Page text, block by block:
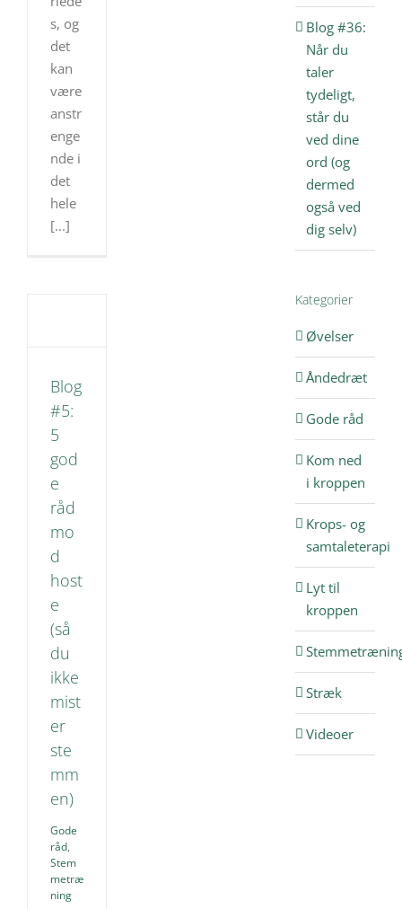
s, og
det
kan
være
anstr
enge
nde i
det
hele
[...]
Blog
#5:
5
god
e
råd
mo
d
host
e
(så
du
ikke
mist
er
ste
mm
en)
Gode
råd,
Stem
metræ
ning
Blog #36:
Når du
taler
tydeligt,
står du
ved dine
ord (og
dermed
også ved
dig selv)
Kategorier
Øvelser
Åndedræt
Gode råd
Kom ned
i kroppen
Krops- og
samtaleterapi
Lyt til
kroppen
Stræk
Videoer